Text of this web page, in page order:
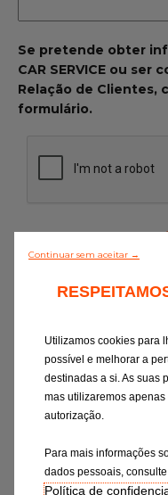
Se pretende obter
CAR SERVICE ou
Relação de Clientes,
formulário.
Ao selecionar
descrito na
Tenho o direito
consentimento
(contacto:
A anulação do
base no
anulação.
Continuar sem aceitar →
Utilizamos cookies para
possível e melhorar a
destinadas a si. As suas
mas utilizaremos
autorização.
Para mais informações
dados pessoais,
Política de